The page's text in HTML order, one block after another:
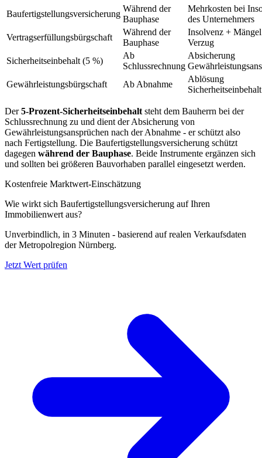
Baufertigstellungsversicherung
Während der
Bauphase
Mehrkosten bei
des Unternehmers
Vertragserfüllungsbürgschaft
Während der
Bauphase
Insolvenz +
Verzug
Sicherheitseinbehalt (5 %)
Ab
Schlussrechnung
Absicherung
Gewährleistungsbürgschaft
Ab Abnahme
Ablösung
Sicherheitseinbehalt
Der5-Prozent-Sicherheitseinbehalt steht dem Bauherrn bei der
Schlussrechnung zu und dient der Absicherung von
Gewährleistungsansprüchen nach der Abnahme - er schützt also
nach Fertigstellung. Die Baufertigstellungsversicherung schützt
dagegen während der Bauphase. Beide Instrumente ergänzen sich
und sollten bei größeren Bauvorhaben parallel eingesetzt werden.
Kostenfreie Marktwert-Einschätzung
Wie wirkt sich Baufertigstellungsversicherung auf Ihren
Immobilienwert aus?
Unverbindlich, in 3 Minuten - basierend auf realen Verkaufsdaten
der Metropolregion Nürnberg.
Jetzt Wert prüfen